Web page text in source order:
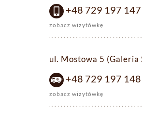
+48 729 197 147
zobacz wizytówkę
ul. Mostowa 5 (Galeria
+48 729 197 148
zobacz wizytówkę